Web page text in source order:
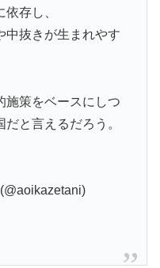
存し、
中抜きが生まれやす
施策をベースにしつ
と言えるだろう。